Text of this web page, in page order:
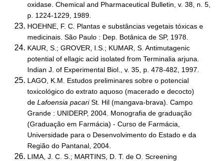
oxidase. Chemical and Pharmaceutical Bulletin, v. 38, n. 5,
p. 1224-1229, 1989.
HOEHNE, F. C. Plantas e substâncias vegetais tóxicas e
medicinais. São Paulo : Dep. Botânica de SP, 1978.
KAUR, S.; GROVER, I.S.; KUMAR, S. Antimutagenic
potential of ellagic acid isolated from Terminalia arjuna.
Indian J. of Experimental Biol., v. 35, p. 478-482, 1997.
LAGO, K.M. Estudos preliminares sobre o potencial
toxicológico do extrato aquoso (macerado e decocto)
de Lafoensia pacariSt. Hil (mangava-brava). Campo
Grande : UNIDERP, 2004. Monografia de graduação
(Graduação em Farmácia) - Curso de Farmácia,
Universidade para o Desenvolvimento do Estado e da
Região do Pantanal, 2004.
LIMA, J. C. S.; MARTINS, D. T. de O. Screening